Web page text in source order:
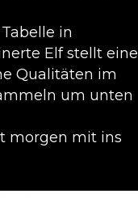
in
Elf stellt eine
Qualitäten im
um unten
morgen mit ins